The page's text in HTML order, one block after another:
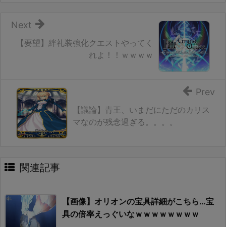
【要望】絆礼装強化クエストやってく
れよ！！ｗｗｗｗ
Next
【議論】青王、いまだにただのカリス
マなのが残念過ぎる。。。。
Prev
関連記事
【画像】オリオンの宝具詳細がこちら…宝
具の倍率えっぐいなｗｗｗｗｗｗｗｗ